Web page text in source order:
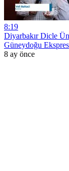
8:19
Diyarbakır Dicle
Güneydoğu Ekspres
8 ay önce